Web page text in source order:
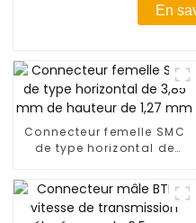
En
Connecteur femelle SMC
de type horizontal de